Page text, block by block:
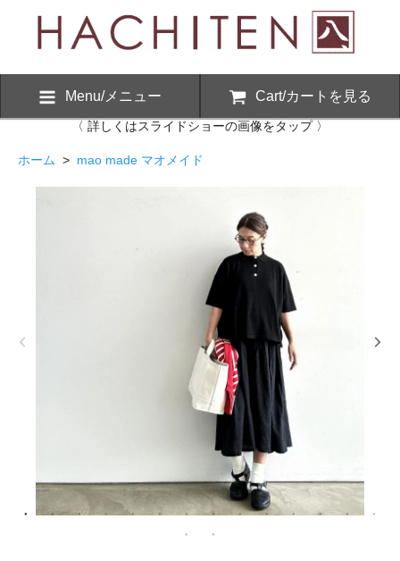
Menu/メニュー Cart/カートを見る
〈 詳しくはスライドショーの画像をタップ 〉
ホーム > mao made マオメイド